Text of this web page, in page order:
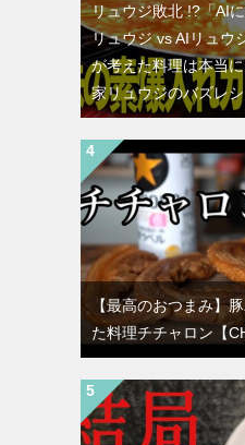
リュウジ敗北 !?「AI
リュウジ vs AIリュウ
が考えた料理は本当
家リュウジのバズレ
【最高のおつまみ】
た料理チチャロン【